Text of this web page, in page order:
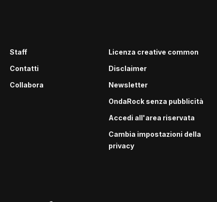
Staff
Contatti
Collabora
Licenza creative common
Disclaimer
Newsletter
OndaRock senza pubblicità
Accedi all'area riservata
Cambia impostazioni della
privacy